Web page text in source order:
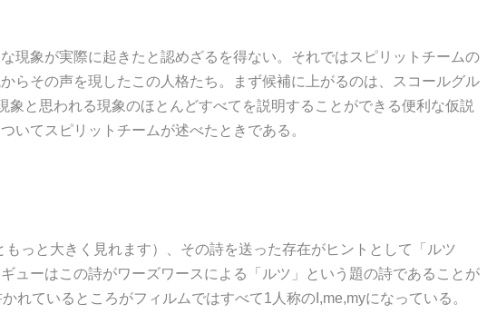
象が実際に起きたと認めざるを得ない。それではスピリットチームの
らその声を現したこの人格たち。まず候補に上がるのは、スコールグル
と思われる現象のほとんどすべてを説明することができる便利な仮説
いてスピリットチームが述べたときである。
っと大きく見れます）、その詩を送った存在がヒントとして「ルツ
ューはこの詩がワーズワースによる「ルツ」という題の詩であることが
ているところがフィルムではすべて1人称のI,me,myになっている。